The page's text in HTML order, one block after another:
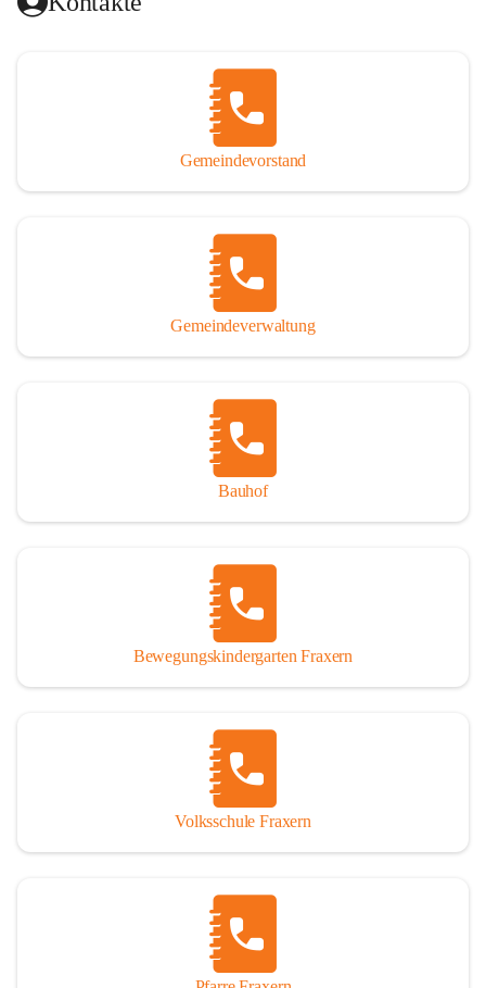
Gemeindevorstand
Gemeindeverwaltung
Bauhof
Bewegungskindergarten Fraxern
Volksschule Fraxern